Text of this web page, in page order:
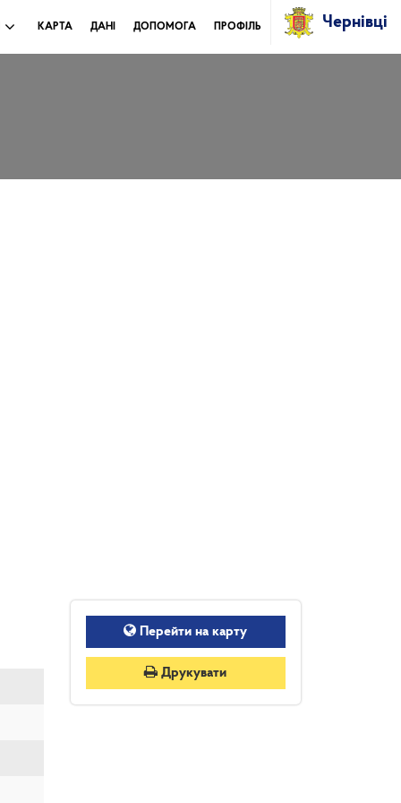
КАРТА ДАНІ ДОПОМОГА ПРОФІЛЬ Чернівці
Перейти на карту
Друкувати